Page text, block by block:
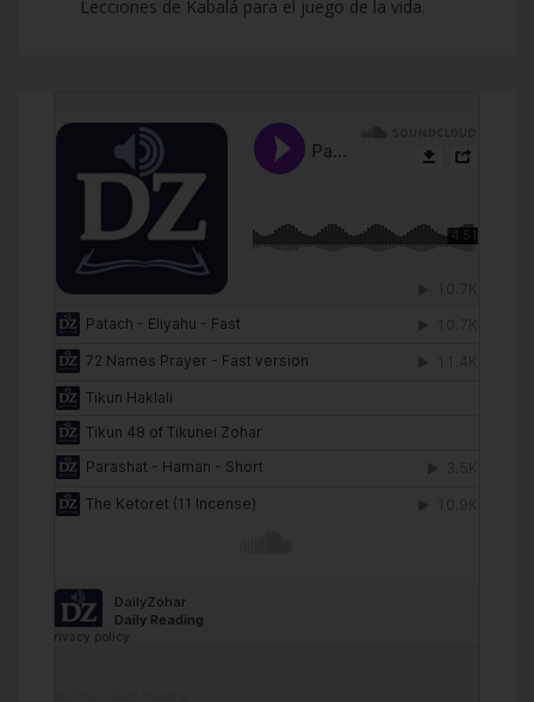
Lecciones de Kabalá para el juego de la vida.